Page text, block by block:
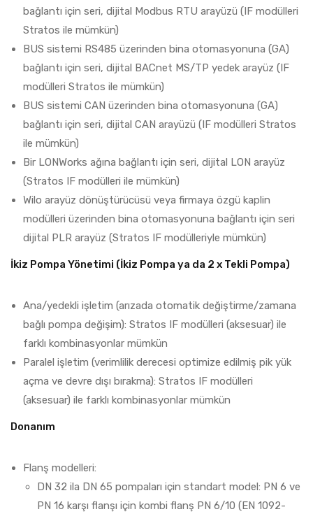
bağlantı için seri, dijital Modbus RTU arayüzü (IF modülleri
Stratos ile mümkün)
BUS sistemi RS485 üzerinden bina otomasyonuna (GA)
bağlantı için seri, dijital BACnet MS/TP yedek arayüz (IF
modülleri Stratos ile mümkün)
BUS sistemi CAN üzerinden bina otomasyonuna (GA)
bağlantı için seri, dijital CAN arayüzü (IF modülleri Stratos
ile mümkün)
Bir LONWorks ağına bağlantı için seri, dijital LON arayüz
(Stratos IF modülleri ile mümkün)
Wilo arayüz dönüştürücüsü veya firmaya özgü kaplin
modülleri üzerinden bina otomasyonuna bağlantı için seri
dijital PLR arayüz (Stratos IF modülleriyle mümkün)
İkiz Pompa Yönetimi (İkiz Pompa ya da 2 x Tekli Pompa)
Ana/yedekli işletim (arızada otomatik değiştirme/zamana
bağlı pompa değişim): Stratos IF modülleri (aksesuar) ile
farklı kombinasyonlar mümkün
Paralel işletim (verimlilik derecesi optimize edilmiş pik yük
açma ve devre dışı bırakma): Stratos IF modülleri
(aksesuar) ile farklı kombinasyonlar mümkün
Donanım
Flanş modelleri:
DN 32 ila DN 65 pompaları için standart model: PN 6 ve
PN 16 karşı flanşı için kombi flanş PN 6/10 (EN 1092-